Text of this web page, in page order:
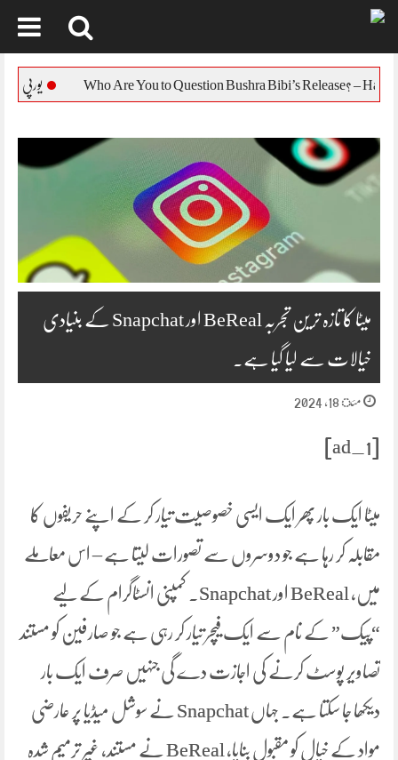
content
یورپی یونین کا بنگلہ
میٹا کا تازہ ترین تجربہ BeReal اور Snapchat کے بنیادی
خیالات سے لیا گیا ہے۔
مئ 18, 2024
میٹا ایک بار پھر ایک ایسی خصوصیت تیار کر کے اپنے حریفوں کا
مقابلہ کر رہا ہے جو دوسروں سے تصورات لیتا ہے – اس معاملے
میں، BeReal اور Snapchat۔ کمپنی انسٹاگرام کے لیے
“پیک” کے نام سے ایک فیچر تیار کر رہی ہے جو صارفین کو مستند
تصاویر پوسٹ کرنے کی اجازت دے گی جنہیں صرف ایک بار
دیکھا جا سکتا ہے۔ جہاں Snapchat نے سوشل میڈیا پر عارضی
مواد کے خیال کو مقبول بنایا، BeReal نے مستند، غیر ترمیم شدہ